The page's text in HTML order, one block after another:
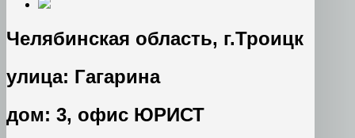
Челябинская область, г.Троицк
улица: Гагарина
дом: 3, офис ЮРИСТ